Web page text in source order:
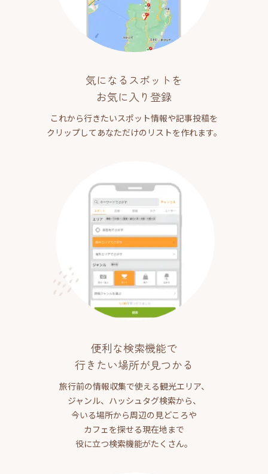
気になるスポットを
お気に入り登録
これから行きたいスポット情報や記事投稿を
クリップしてあなただけのリストを作れます。
便利な検索機能で
行きたい場所が見つかる
旅行前の情報収集で使える観光エリア、
ジャンル、ハッシュタグ検索から、
今いる場所から周辺の見どころや
カフェを探せる現在地まで
役に立つ検索機能がたくさん。